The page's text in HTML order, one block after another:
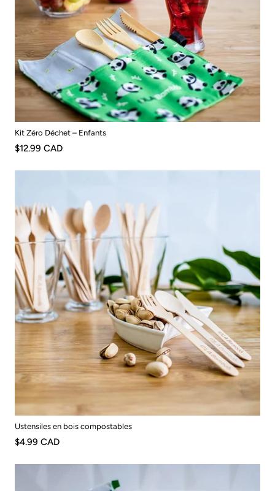
Kit Zéro Déchet – Enfants
$12.99 CAD
Ustensiles en bois compostables
$4.99 CAD